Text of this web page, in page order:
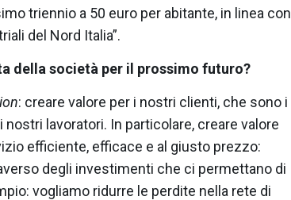
triennio a 50 euro per abitante, in linea con
del Nord Italia”.
della società per il prossimo futuro?
: creare valore per i nostri clienti, che sono i
lavoratori. In particolare, creare valore
efficiente, efficace e al giusto prezzo:
degli investimenti che ci permettano di
vogliamo ridurre le perdite nella rete di